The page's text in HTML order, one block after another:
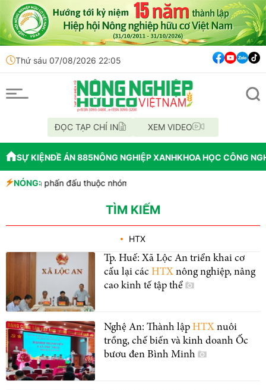
Thứ sáu 07/08/2026 22:05
ĐỌC TẠP CHÍ IN XEM VIDEO
SỰ KIỆNĐỀ ÁN 885NÔNG NGHIỆP XANHKHOA HỌC CÔNG
NÓNG:
Nam phấn đấu thuộc nhóm dẫn đầu châu Á về công nghiệp
hợp thức hóa diện tích đất vi phạm có nguồn gốc từ phá rừng để
TÌM KIẾM
HTX
Tp. Huế: Xã Lộc An triển khai cơ
cấu lại các HTX nông nghiệp, nâng
cao kinh tế tập thể
Nghệ An: Thành lập HTX nuôi
trồng, chế biến và kinh doanh Ốc
bươu đen Bình Minh